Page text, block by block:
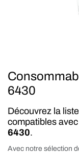
6430
Découvrez la
compatibles
6430.
Avec notre sélection